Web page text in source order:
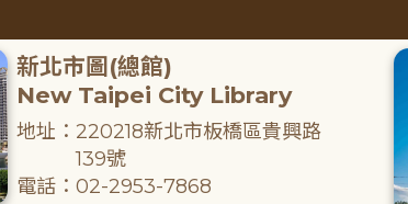
新北市圖(總館)
New Taipei City Library
地址：220218新北市板橋區貴興路
139號
電話：02-2953-7868